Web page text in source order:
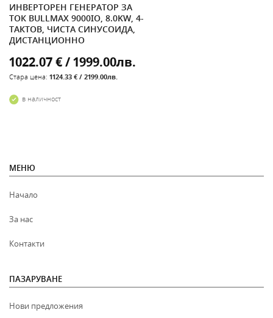
ИНВЕРТОРЕН ГЕНЕРАТОР ЗА
ТОК BULLMAX 9000IO, 8.0KW, 4-
ТАКТОВ, ЧИСТА СИНУСОИДА,
ДИСТАНЦИОННО
1022.07 € / 1999.00лв.
Стара цена: 1124.33 € / 2199.00лв.
в наличност
МЕНЮ
Начало
За нас
Контакти
ПАЗАРУВАНЕ
Нови предложения